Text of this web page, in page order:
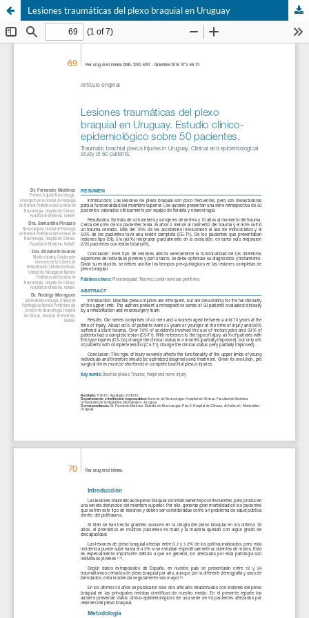
Lesiones traumáticas del plexo braquial en Uruguay